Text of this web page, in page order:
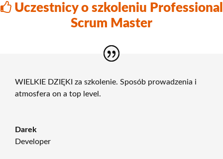
Uczestnicy o szkoleniu Professional
Scrum Master
WIELKIE DZIĘKI za szkolenie. Sposób prowadzenia i
atmosfera on a top level.
Darek
Developer